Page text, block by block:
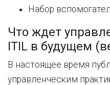
Набор
Что ждет
ITIL в будущем
В настоящее время
управленческим